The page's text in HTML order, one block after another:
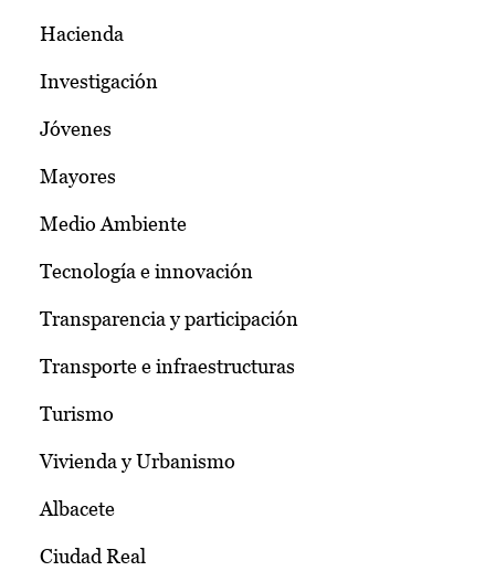
Hacienda
Investigación
Jóvenes
Mayores
Medio Ambiente
Tecnología e innovación
Transparencia y participación
Transporte e infraestructuras
Turismo
Vivienda y Urbanismo
Albacete
Ciudad Real